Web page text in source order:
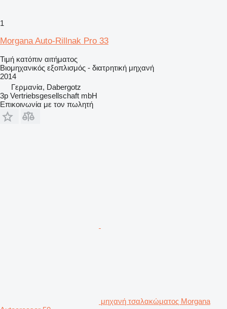
1
Morgana Auto-Rillnak Pro 33
Τιμή κατόπιν αιτήματος
Βιομηχανικός εξοπλισμός - διατρητική μηχανή
2014
Γερμανία, Dabergotz
3p Vertriebsgesellschaft mbH
Επικοινωνία με τον πωλητή
μηχανή τσαλακώματος Morgana